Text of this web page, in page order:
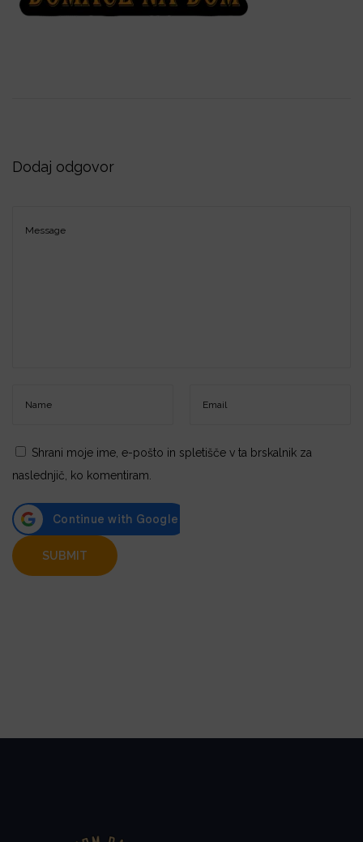
Dodaj odgovor
Shrani moje ime, e-pošto in spletišče v ta brskalnik za
naslednjič, ko komentiram.